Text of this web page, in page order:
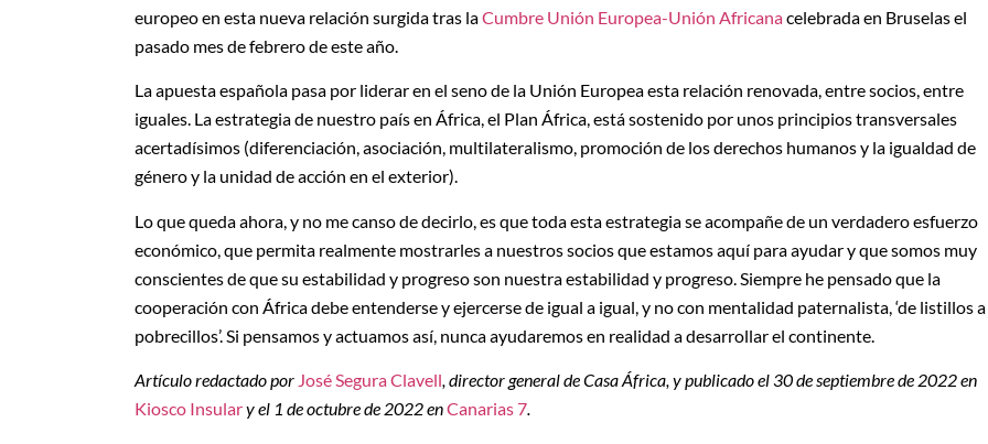
europeo en esta nueva relación surgida tras laCumbre Unión Europea-Unión Africanacelebrada en Bruselas el
pasado mes de febrero de este año.
La apuesta española pasa por liderar en el seno de la Unión Europea esta relación renovada, entre socios, entre
iguales. La estrategia de nuestro país en África, el Plan África, está sostenido por unos principios transversales
acertadísimos (diferenciación, asociación, multilateralismo, promoción de los derechos humanos y la igualdad de
género y la unidad de acción en el exterior).
Lo que queda ahora, y no me canso de decirlo, es que toda esta estrategia se acompañe de un verdadero esfuerzo
económico, que permita realmente mostrarles a nuestros socios que estamos aquí para ayudar y que somos muy
conscientes de que su estabilidad y progreso son nuestra estabilidad y progreso. Siempre he pensado que la
cooperación con África debe entenderse y ejercerse de igual a igual, y no con mentalidad paternalista, ‘de listillos a
pobrecillos’. Si pensamos y actuamos así, nunca ayudaremos en realidad a desarrollar el continente.
Artículo redactado por José Segura Clavell, director general de Casa África, y publicado el 30 de septiembre de 2022 en
Kiosco Insulary el 1 de octubre de 2022 enCanarias 7.